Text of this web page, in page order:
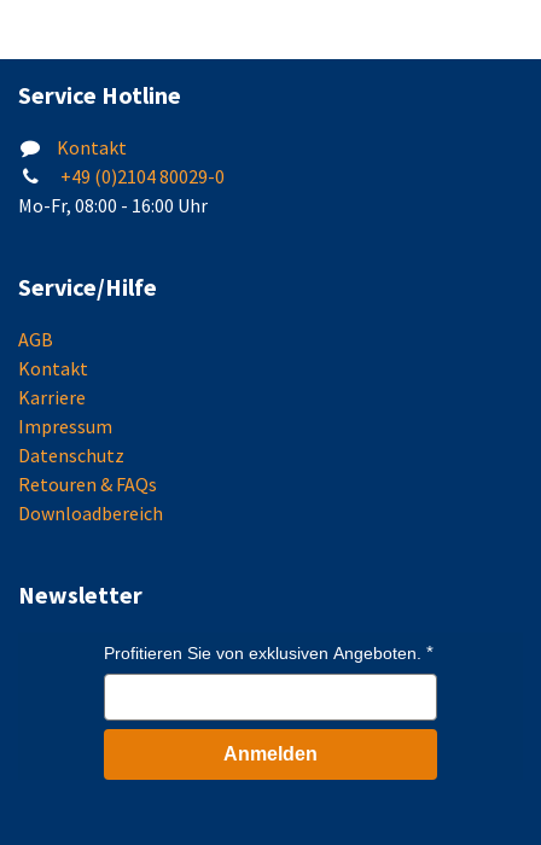
Service Hotline
Kontakt
+49 (0)2104 80029-0
Mo-Fr, 08:00 - 16:00 Uhr
Service/Hilfe
AGB
Kontakt
Karriere
Impressum
Datenschutz
Retouren & FAQs
Downloadbereich
Newsletter
Profitieren Sie von exklusiven Angeboten.
Anmelden